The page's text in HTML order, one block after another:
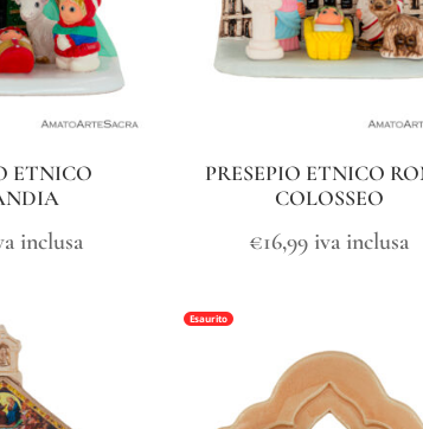
ETNICO
inclusa
PRESEPIO ETNICO
COLOSSEO
€16,99 iva inclusa
Esaurito